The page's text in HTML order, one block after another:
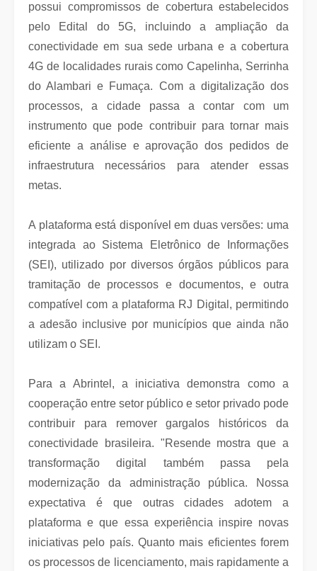
possui compromissos de cobertura estabelecidos
pelo Edital do 5G, incluindo a ampliação da
conectividade em sua sede urbana e a cobertura
4G de localidades rurais como Capelinha, Serrinha
do Alambari e Fumaça. Com a digitalização dos
processos, a cidade passa a contar com um
instrumento que pode contribuir para tornar mais
eficiente a análise e aprovação dos pedidos de
infraestrutura necessários para atender essas
metas.
A plataforma está disponível em duas versões: uma
integrada ao Sistema Eletrônico de Informações
(SEI), utilizado por diversos órgãos públicos para
tramitação de processos e documentos, e outra
compatível com a plataforma RJ Digital, permitindo
a adesão inclusive por municípios que ainda não
utilizam o SEI.
Para a Abrintel, a iniciativa demonstra como a
cooperação entre setor público e setor privado pode
contribuir para remover gargalos históricos da
conectividade brasileira. "Resende mostra que a
transformação digital também passa pela
modernização da administração pública. Nossa
expectativa é que outras cidades adotem a
plataforma e que essa experiência inspire novas
iniciativas pelo país. Quanto mais eficientes forem
os processos de licenciamento, mais rapidamente a